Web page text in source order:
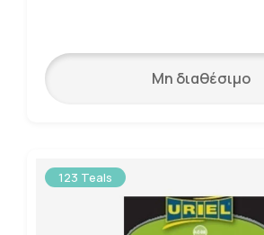
Μη διαθέσιμο
123 Teals